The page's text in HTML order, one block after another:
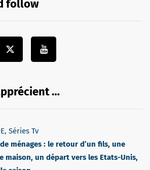
follow
…
, Séries Tv
ménages : le retour d’un fils, une
maison, un départ vers les Etats-Unis,